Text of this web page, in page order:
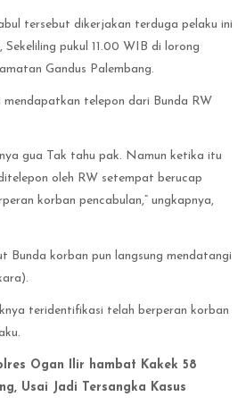
tersebut dikerjakan terduga pelaku ini
pukul 11.00 WIB di lorong
Gandus Palembang.
mendapatkan telepon dari Bunda RW
gua Tak tahu pak. Namun ketika itu
oleh RW setempat berucap
korban pencabulan,” ungkapnya,
Bunda korban pun langsung mendatangi
teridentifikasi telah berperan korban
Ogan Ilir hambat Kakek 58
Usai Jadi Tersangka Kasus